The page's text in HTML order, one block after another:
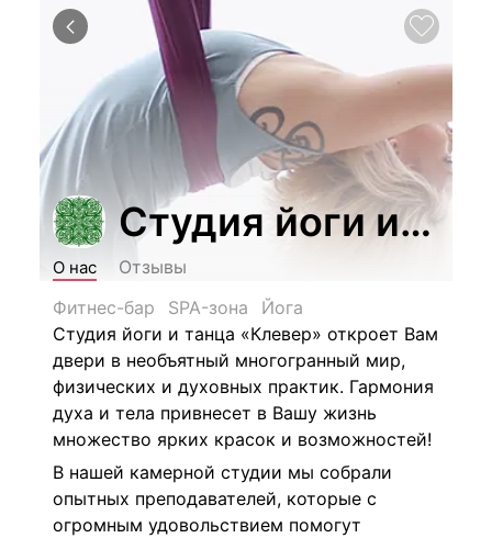
Студия йоги и
О нас
Отзывы
Фитнес-бар
SPA-зона
Йога
Студия йоги и танца «Клевер» откроет Вам
двери в необъятный многогранный мир,
физических и духовных практик. Гармония
духа и тела привнесет в Вашу жизнь
множество ярких красок и возможностей!
В нашей камерной студии мы собрали
опытных преподавателей, которые с
огромным удовольствием помогут